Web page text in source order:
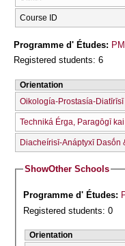
Course ID
Programme d' Études:
Registered students: 6
Orientation
Oikología-Prostasía-Diatīrīsī
Techniká Érga, Paragōgī
Diacheírisī-Anáptyxī Dasṓn
ShowOther Schools
Programme d' Études:
Registered students: 0
Orientation